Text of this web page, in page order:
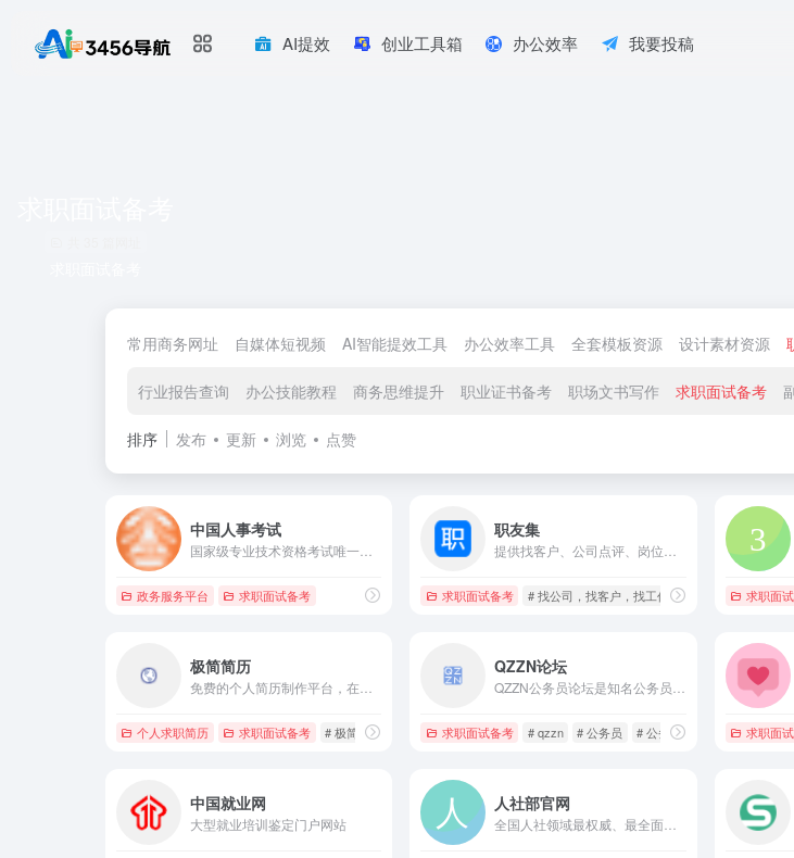
AI提效 创业工具箱 办公效率 我要投稿
常用商务网址 自媒体短视频 AI智能提效工具 办公效率工具 全套模板资源 设计素材资源
行业报告查询 办公技能教程 商务思维提升 职业证书备考 职场文书写作 求职面试备考
排序 发布 更新 浏览 点赞
中国人事考试
政务服务平台 求职面试备考
职友集
求职面试备考 # 找公司，找客户，找工作，查工资，查行业报告
求职面
极简简历
个人求职简历 求职面试备考 # 极简简历，polebrief简历，极简polebrief，简历模板，在线简历制作，个人简历，免费
QZZN论坛
求职面试备考 # qzzn # 公务员 # 公务员考试 求职面
中国就业网
大型就业培训鉴定门户网站
人社部官网